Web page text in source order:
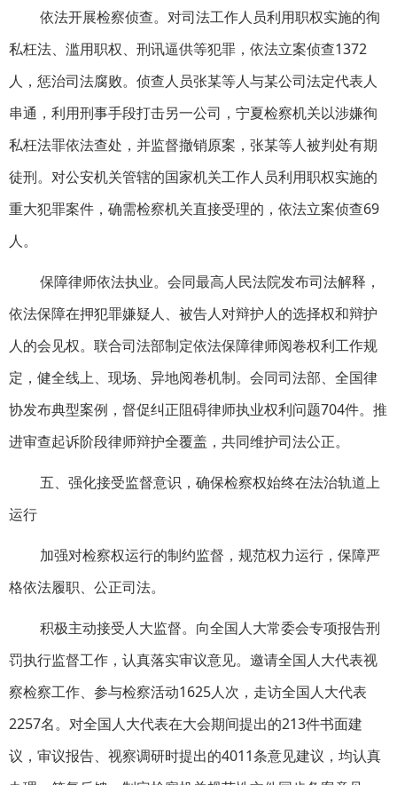
依法开展检察侦查。对司法工作人员利用职权实施的徇
私枉法、滥用职权、刑讯逼供等犯罪，依法立案侦查1372
人，惩治司法腐败。侦查人员张某等人与某公司法定代表人
串通，利用刑事手段打击另一公司，宁夏检察机关以涉嫌徇
私枉法罪依法查处，并监督撤销原案，张某等人被判处有期
徒刑。对公安机关管辖的国家机关工作人员利用职权实施的
重大犯罪案件，确需检察机关直接受理的，依法立案侦查69
人。
保障律师依法执业。会同最高人民法院发布司法解释，
依法保障在押犯罪嫌疑人、被告人对辩护人的选择权和辩护
人的会见权。联合司法部制定依法保障律师阅卷权利工作规
定，健全线上、现场、异地阅卷机制。会同司法部、全国律
协发布典型案例，督促纠正阻碍律师执业权利问题704件。推
进审查起诉阶段律师辩护全覆盖，共同维护司法公正。
五、强化接受监督意识，确保检察权始终在法治轨道上
运行
加强对检察权运行的制约监督，规范权力运行，保障严
格依法履职、公正司法。
积极主动接受人大监督。向全国人大常委会专项报告刑
罚执行监督工作，认真落实审议意见。邀请全国人大代表视
察检察工作、参与检察活动1625人次，走访全国人大代表
2257名。对全国人大代表在大会期间提出的213件书面建
议，审议报告、视察调研时提出的4011条意见建议，均认真